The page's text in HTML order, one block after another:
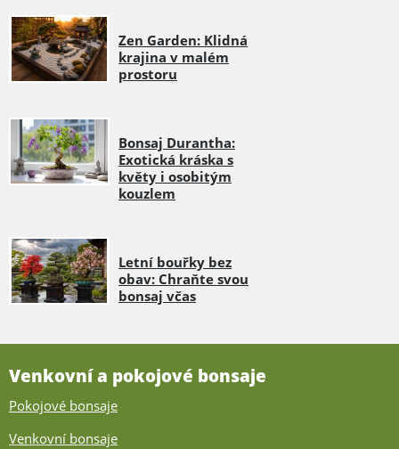
Zen Garden: Klidná
krajina v malém
prostoru
Bonsaj Durantha:
Exotická kráska s
květy i osobitým
kouzlem
Letní bouřky bez
obav: Chraňte svou
bonsaj včas
Venkovní a pokojové bonsaje
Pokojové bonsaje
Venkovní bonsaje